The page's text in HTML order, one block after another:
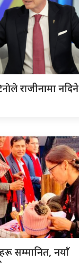
राजीनामा नदिने
सम्मानित, नयाँ